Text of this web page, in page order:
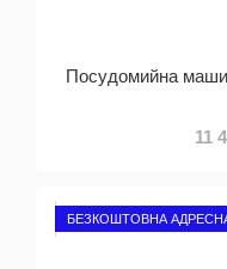
Посудомийна
11
БЕЗКОШТОВНА